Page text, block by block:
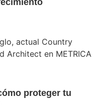
actual Country
Architect en METRICA
proteger tu